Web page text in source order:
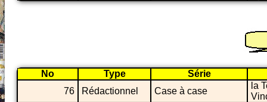
No Type
Série
76
Rédactionnel Case à case
la